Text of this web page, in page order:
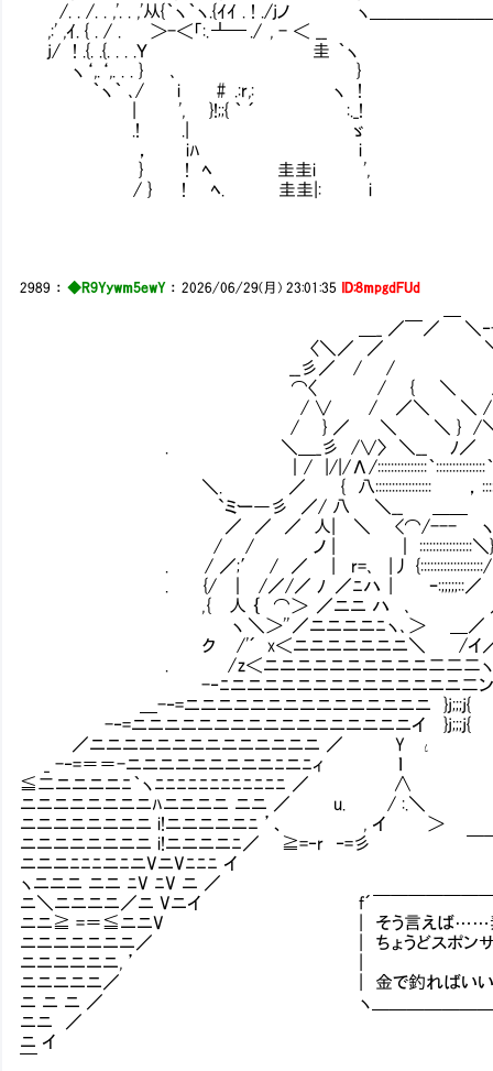
/. . /. . ,'. . ,'从{｀ヽ｀ヽ.{ｲｲ . ! ./jノ ヽ＿＿＿＿＿＿＿
,:' ,ｲ. { . / . Ⅶ ＞-＜「:. ┻━ ./ , - ＜ __
j/ ! .{. .{. . . .Ｙ 圭 ｀ヽ
ヽ‘,.‘,. . . } ､ }
｀ヽ｀ ､/ i # .:r,: ヽ !
| ', }!;;{ ｀ ´ :._!
.! .| ゞ
， iﾊ i
} ! ﾍ 圭圭i ',
/ } ! ﾍ. 圭圭|: i
2989 ：◆R9Yywm5ewY：2026/06/29(月) 23:01:35 ID:8mpgdFUd
＿_ ／￣／ ＼‐-
〈＼／ ／ ＼
__彡／ / /
⌒〈 / { ＼ / }
/ ∨ / ／＼ ＼ / Λ
/ } ／ ＼ ＼ } /＼ }
. ＼＿_彡 /∨〉 ＼__ ﾉ／
｜/ |/|/Λ/:::::::::::::::｀:::::::::::::::｀￣
＼. ／ { 八::::::::::::::::: ，
`ミー―彡 ／/ 八 ＼__ ＿＿ :::::::::::: |
／ ／ ／ 人| ＼ <⌒/--- ヽ # / ﾉ
/ / ノ | ｜ ::::::::::::::::＼}
. / ／;′ / ／ | r=､ |丿
. {/ ｜ /／/／ ﾉ ／ﾆハ | ｰ:;;;;;::
, { 人 ｛ ⌒＞ ／ニニ ハ ､ ／
ヽ ＼＞'' ／ニニニニﾆヽ､ ＞ ＿
ク /'´ x＜ニニニニニニニ＼ /
. / z＜ニニニニニニニニニニ二二二
-‐ﾆニニニニニニニニニニニニニニ
＿-‐=ニニニニニニニニニニニニニニ
-‐=ニニニニニニニニニニニニニニニニ
／ニニニニニニニニニニニニニニ ／
_ -‐=＝＝-ニニニニニニニニニﾆニﾆィ
≦二ニニニニﾆ｀ヽﾆﾆﾆﾆﾆﾆﾆﾆﾆﾆ
ニニニニニニニニﾊニニニニ ニニ ／
ニニニニニニニニ i!ニニニニニﾆ ’、 ,
ニニニニニニニニ i!ニニニニﾆ／ ≧=‐r
ニニニﾆﾆﾆニﾆニVニVﾆﾆﾆ イ
ヽニニニ ニニ ﾆV ﾆV ニ ／
ニ＼ニニニニ／ニ Vニイ f´￣￣￣￣￣￣￣￣￣￣
ニニ≧ =＝≦ニニV | そう言えば……素
ニニニニニニニ／ | ちょうどスポンサー好み
ニニニニ
ニニニニニ／ | 金で釣ればいいだ
ニ ニ ニ ／ ヽ＿＿＿＿＿＿＿＿＿＿＿＿
ニニ ／
ニ イ
￣